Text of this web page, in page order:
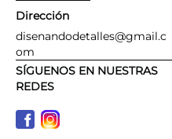
Dirección
disenandodetalles@gmail.c
om
SÍGUENOS EN NUESTRAS
REDES